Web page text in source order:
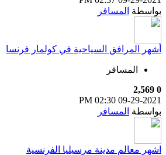
بواسطة المسافر
أشهر المرافق السياحية في كولمار فرنسا
المسافر
0
2,569
09-29-2021
02:30 PM
بواسطة المسافر
اشهر معالم مدينة مرسيليا الفرنسية